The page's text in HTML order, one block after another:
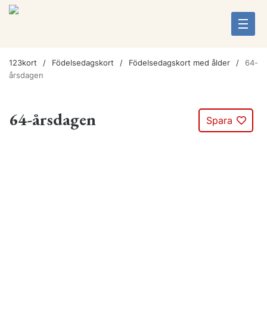
123kort Födelsedagskort Födelsedagskort med ålder
64-
årsdagen
64-årsdagen Spara